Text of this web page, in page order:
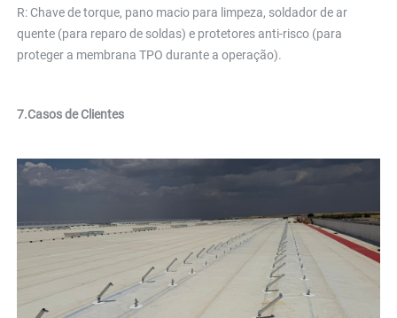
R: Chave de torque, pano macio para limpeza, soldador de ar
quente (para reparo de soldas) e protetores anti-risco (para
proteger a membrana TPO durante a operação).
7.Casos de Clientes